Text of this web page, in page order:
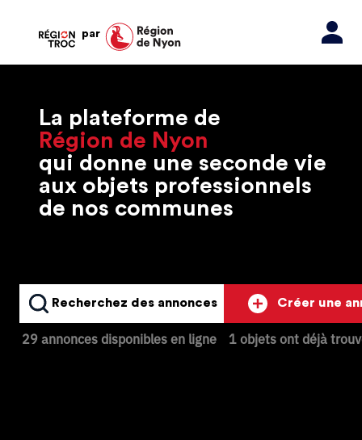
par
La plateforme de
Région de Nyon
qui donne une seconde vie
aux objets professionnels
de nos communes
Recherchez des annonces
29 annonces disponibles en ligne
Créer une
1 objets ont déjà